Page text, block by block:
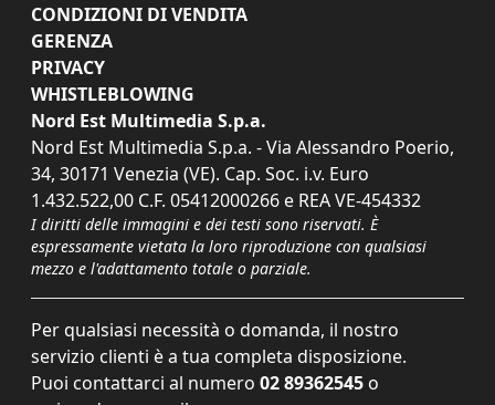
CONDIZIONI DI VENDITA
GERENZA
PRIVACY
WHISTLEBLOWING
Nord Est Multimedia S.p.a.
Nord Est Multimedia S.p.a. - Via Alessandro Poerio,
34, 30171 Venezia (VE). Cap. Soc. i.v. Euro
1.432.522,00 C.F. 05412000266 e REA VE-454332
I diritti delle immagini e dei testi sono riservati. È
espressamente vietata la loro riproduzione con qualsiasi
mezzo e l'adattamento totale o parziale.
Per qualsiasi necessità o domanda, il nostro
servizio clienti è a tua completa disposizione.
Puoi contattarci al numero 02 89362545 o